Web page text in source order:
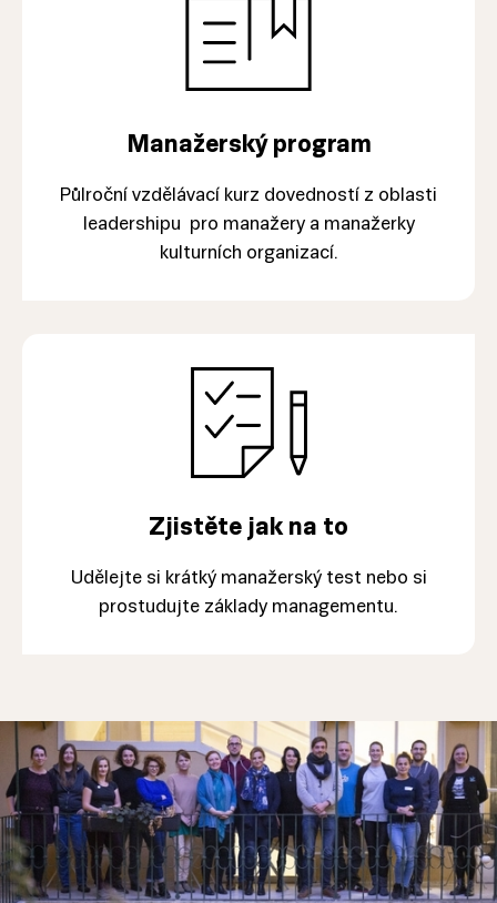
Manažerský program
Půlroční vzdělávací kurz dovedností z oblasti
leadershipu pro manažery a manažerky
kulturních organizací.
Zjistěte jak na to
Udělejte si krátký manažerský test nebo si
prostudujte základy managementu.